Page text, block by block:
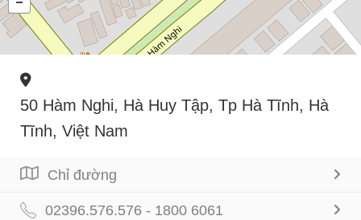
50 Hàm Nghi, Hà Huy Tập, Tp Hà Tĩnh, Hà
Tĩnh, Việt Nam
Chỉ đường
02396.576.576 - 1800 6061